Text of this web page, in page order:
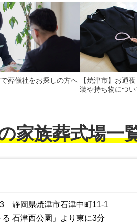
葬儀社をお探しの方へ
【焼津市】お通
装や持ち物につい
家族葬式場一
静岡県焼津市石津中町11-1
る 石津西公園」より東に3分